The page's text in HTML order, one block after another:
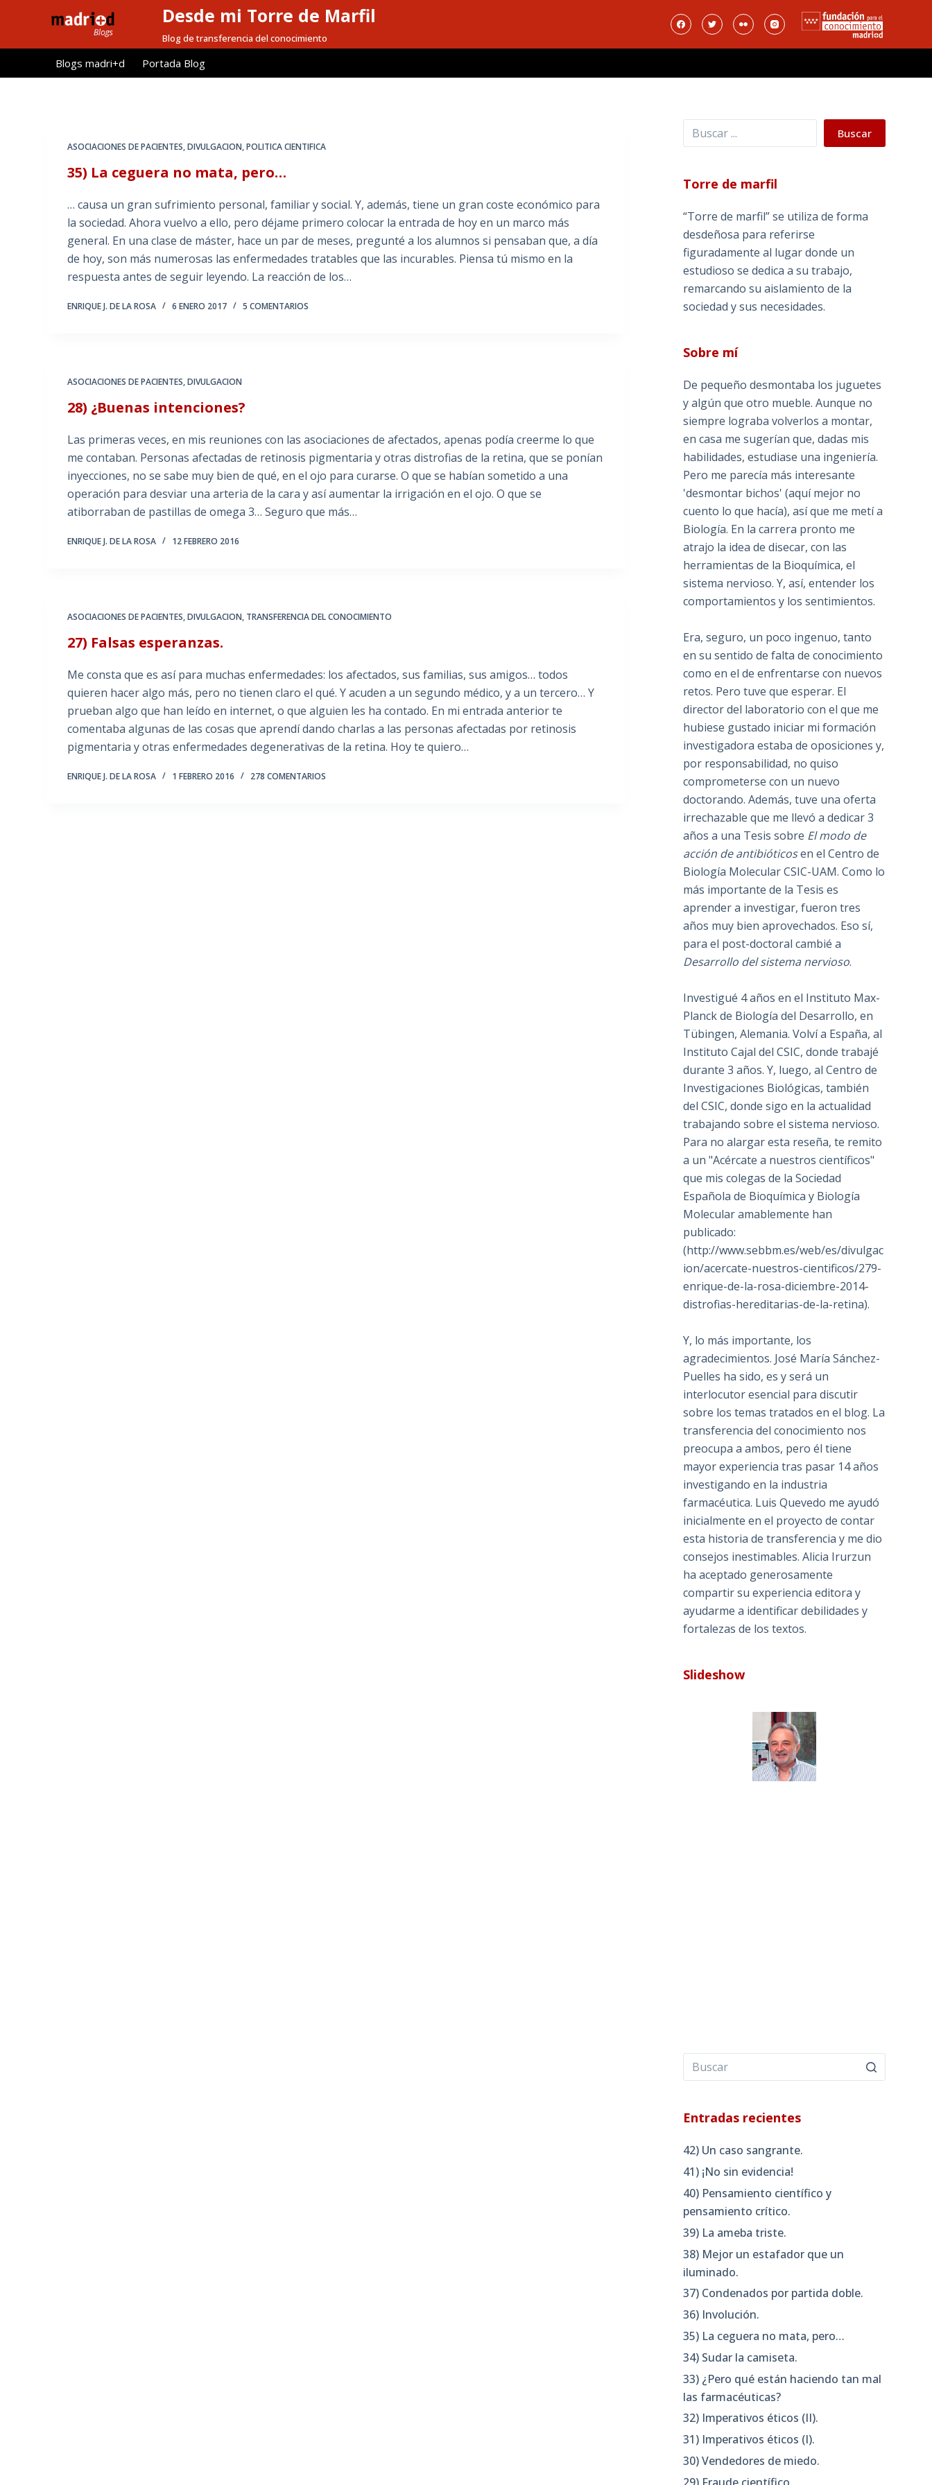
l
Desde mi Torre de Marfil
Blog de transferencia del conocimiento
Blogs madri+d Portada Blog
ASOCIACIONES DE PACIENTES,DIVULGACION,POLITICA CIENTIFICA
35) La ceguera no mata, pero…
… causa un gran sufrimiento personal, familiar y social. Y, además, tiene un gran coste económico para
la sociedad. Ahora vuelvo a ello, pero déjame primero colocar la entrada de hoy en un marco más
general. En una clase de máster, hace un par de meses, pregunté a los alumnos si pensaban que, a día
de hoy, son más numerosas las enfermedades tratables que las incurables. Piensa tú mismo en la
respuesta antes de seguir leyendo. La reacción de los…
ENRIQUE J. DE LA ROSA 6 ENERO 2017 5 COMENTARIOS
ASOCIACIONES DE PACIENTES,DIVULGACION
28) ¿Buenas intenciones?
Las primeras veces, en mis reuniones con las asociaciones de afectados, apenas podía creerme lo que
me contaban. Personas afectadas de retinosis pigmentaria y otras distrofias de la retina, que se ponían
inyecciones, no se sabe muy bien de qué, en el ojo para curarse. O que se habían sometido a una
operación para desviar una arteria de la cara y así aumentar la irrigación en el ojo. O que se
atiborraban de pastillas de omega 3… Seguro que más…
ENRIQUE J. DE LA ROSA 12 FEBRERO 2016
ASOCIACIONES DE PACIENTES,DIVULGACION, TRANSFERENCIA DEL CONOCIMIENTO
27) Falsas esperanzas.
Me consta que es así para muchas enfermedades: los afectados, sus familias, sus amigos… todos
quieren hacer algo más, pero no tienen claro el qué. Y acuden a un segundo médico, y a un tercero… Y
prueban algo que han leído en internet, o que alguien les ha contado. En mi entrada anterior te
comentaba algunas de las cosas que aprendí dando charlas a las personas afectadas por retinosis
pigmentaria y otras enfermedades degenerativas de la retina. Hoy te quiero…
ENRIQUE J. DE LA ROSA 1 FEBRERO 2016 278 COMENTARIOS
Buscar Buscar
Torre de marfil
“Torre de marfil” se utiliza de forma
desdeñosa para referirse
figuradamente al lugar donde un
estudioso se dedica a su trabajo,
remarcando su aislamiento de la
sociedad y sus necesidades.
Sobre mí
De pequeño desmontaba los juguetes
y algún que otro mueble. Aunque no
siempre lograba volverlos a montar,
en casa me sugerían que, dadas mis
habilidades, estudiase una ingeniería.
Pero me parecía más interesante
'desmontar bichos' (aquí mejor no
cuento lo que hacía), así que me metí a
Biología. En la carrera pronto me
atrajo la idea de disecar, con las
herramientas de la Bioquímica, el
sistema nervioso. Y, así, entender los
comportamientos y los sentimientos.
Era, seguro, un poco ingenuo, tanto
en su sentido de falta de conocimiento
como en el de enfrentarse con nuevos
retos. Pero tuve que esperar. El
director del laboratorio con el que me
hubiese gustado iniciar mi formación
investigadora estaba de oposiciones y,
por responsabilidad, no quiso
comprometerse con un nuevo
doctorando. Además, tuve una oferta
irrechazable que me llevó a dedicar 3
años a una Tesis sobre El modo de
acción de antibióticosen el Centro de
Biología Molecular CSIC-UAM. Como lo
más importante de la Tesis es
aprender a investigar, fueron tres
años muy bien aprovechados. Eso sí,
para el post-doctoral cambié a
Desarrollo del sistema nervioso.
Investigué 4 años en el Instituto Max-
Planck de Biología del Desarrollo, en
Tübingen, Alemania. Volví a España, al
Instituto Cajal del CSIC, donde trabajé
durante 3 años. Y, luego, al Centro de
Investigaciones Biológicas, también
del CSIC, donde sigo en la actualidad
trabajando sobre el sistema nervioso.
Para no alargar esta reseña, te remito
a un "Acércate a nuestros científicos"
que mis colegas de la Sociedad
Española de Bioquímica y Biología
Molecular amablemente han
publicado:
(http://www.sebbm.es/web/es/divulgac
ion/acercate-nuestros-cientificos/279-
enrique-de-la-rosa-diciembre-2014-
distrofias-hereditarias-de-la-retina).
Y, lo más importante, los
agradecimientos. José María Sánchez-
Puelles ha sido, es y será un
interlocutor esencial para discutir
sobre los temas tratados en el blog. La
transferencia del conocimiento nos
preocupa a ambos, pero él tiene
mayor experiencia tras pasar 14 años
investigando en la industria
farmacéutica. Luis Quevedo me ayudó
inicialmente en el proyecto de contar
esta historia de transferencia y me dio
consejos inestimables. Alicia Irurzun
ha aceptado generosamente
compartir su experiencia editora y
ayudarme a identificar debilidades y
fortalezas de los textos.
Slideshow
Entradas recientes
42) Un caso sangrante.
41) ¡No sin evidencia!
40) Pensamiento científico y
pensamiento crítico.
39) La ameba triste.
38) Mejor un estafador que un
iluminado.
37) Condenados por partida doble.
36) Involución.
35) La ceguera no mata, pero…
34) Sudar la camiseta.
33) ¿Pero qué están haciendo tan mal
las farmacéuticas?
32) Imperativos éticos (II).
31) Imperativos éticos (I).
30) Vendedores de miedo.